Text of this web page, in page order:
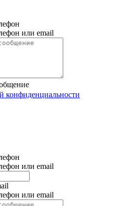
или email
конфиденциальности
или email
или email